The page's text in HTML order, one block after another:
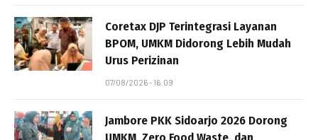
Coretax DJP Terintegrasi Layanan
BPOM, UMKM Didorong Lebih Mudah
Urus Perizinan
07/08/2026 - 16:09
Jambore PKK Sidoarjo 2026 Dorong